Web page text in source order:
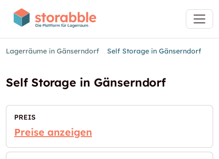
Lagerräume in Gänserndorf Self Storage in Gänserndorf
Self Storage in Gänserndorf
PREIS
Preise anzeigen